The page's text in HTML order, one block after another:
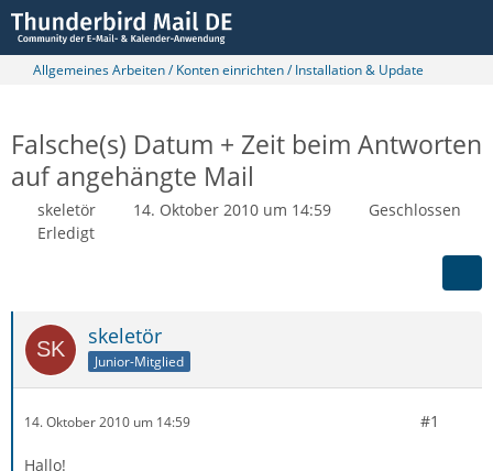
Allgemeines Arbeiten / Konten einrichten / Installation & Update
Falsche(s) Datum + Zeit beim Antworten
auf angehängte Mail
skeletör 14. Oktober 2010 um 14:59
Geschlossen
Erledigt
skeletör
Junior-Mitglied
14. Oktober 2010 um 14:59 #1
Hallo!